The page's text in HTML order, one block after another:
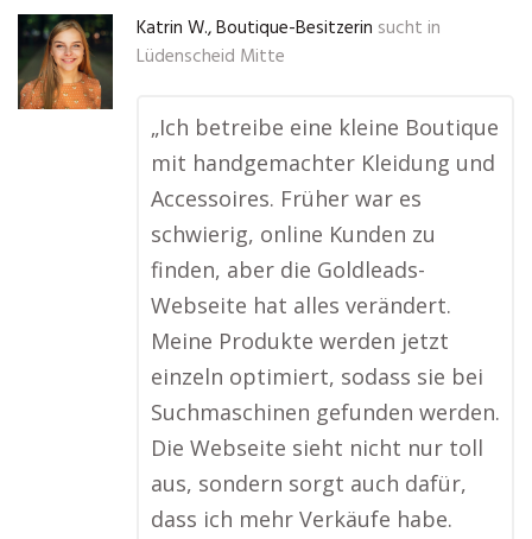
Katrin W., Boutique-Besitzerin sucht in
Lüdenscheid Mitte
„Ich betreibe eine kleine Boutique
mit handgemachter Kleidung und
Accessoires. Früher war es
schwierig, online Kunden zu
finden, aber die Goldleads-
Webseite hat alles verändert.
Meine Produkte werden jetzt
einzeln optimiert, sodass sie bei
Suchmaschinen gefunden werden.
Die Webseite sieht nicht nur toll
aus, sondern sorgt auch dafür,
dass ich mehr Verkäufe habe.